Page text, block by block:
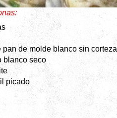
pan de molde blanco sin corteza
blanco seco
picado